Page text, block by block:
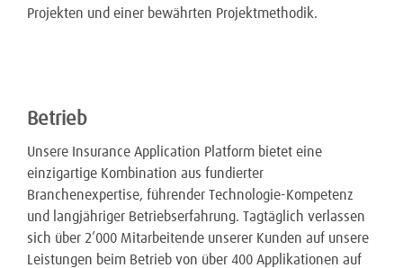
Projekten und einer bewährten Projektmethodik.
Betrieb
Unsere Insurance Application Platform bietet eine
einzigartige Kombination aus fundierter
Branchenexpertise, führender Technologie-Kompetenz
und langjähriger Betriebserfahrung. Tagtäglich verlassen
sich über 2’000 Mitarbeitende unserer Kunden auf unsere
Leistungen beim Betrieb von über 400 Applikationen auf